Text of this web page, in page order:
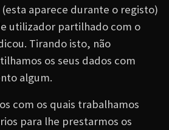
aparece durante o registo)
utilizador partilhado com o
Tirando isto, não
os seus dados com
algum.
com os quais trabalhamos
para lhe prestarmos os